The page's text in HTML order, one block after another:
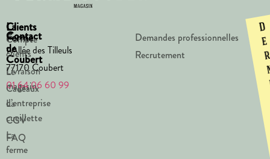
La
Ferme
de
Coubert
Le
magasin
La
cueillette
La
ferme
Clients
Compte
clients
Livraison
Cadeaux
d’entreprise
CGV
FAQ
Contact
1 Allée des Tilleuls
77170 Coubert
01 64 06 60 99
Demandes professionnelles
Recrutement
D
e